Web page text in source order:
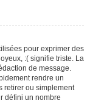
pour exprimer des
:( signifie triste. La
de message.
rendre un
retirer ou simplement
défini un nombre